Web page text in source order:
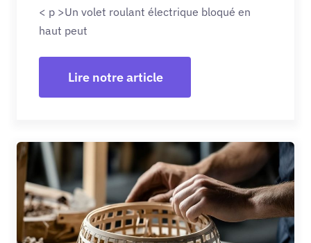
< p >Un volet roulant électrique bloqué en
haut peut
Lire notre article